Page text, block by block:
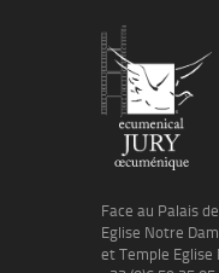
Face au Palais
Eglise Notre
et Temple